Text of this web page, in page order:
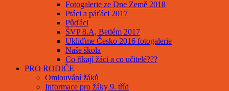
Fotogalerie ze Dne Země 2018
Ptáci a páťáci 2017
Půďáci
ŠVP 8.A, Betlém 2017
Ukliďme Česko 2016 fotogalerie
Naše škola
Co říkají žáci a co učitelé???
PRO RODIČE
Omlouvání žáků
Informace pro žáky 9. tříd